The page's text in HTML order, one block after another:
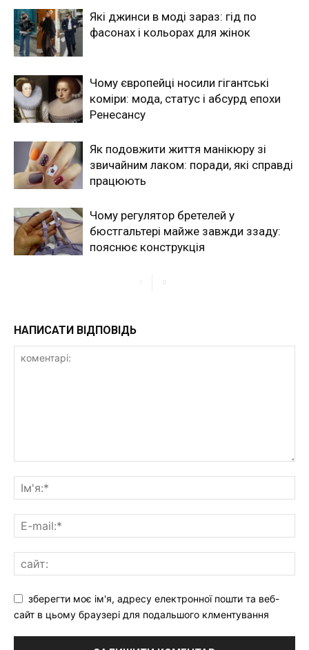
Які джинси в моді зараз: гід по
фасонах і кольорах для жінок
Чому європейці носили гігантські
коміри: мода, статус і абсурд епохи
Ренесансу
Як подовжити життя манікюру зі
звичайним лаком: поради, які справді
працюють
Чому регулятор бретелей у
бюстгальтері майже завжди ззаду:
пояснює конструкція
НАПИСАТИ ВІДПОВІДЬ
зберегти моє ім'я, адресу електронної пошти та веб-
сайт в цьому браузері для подальшого клментування